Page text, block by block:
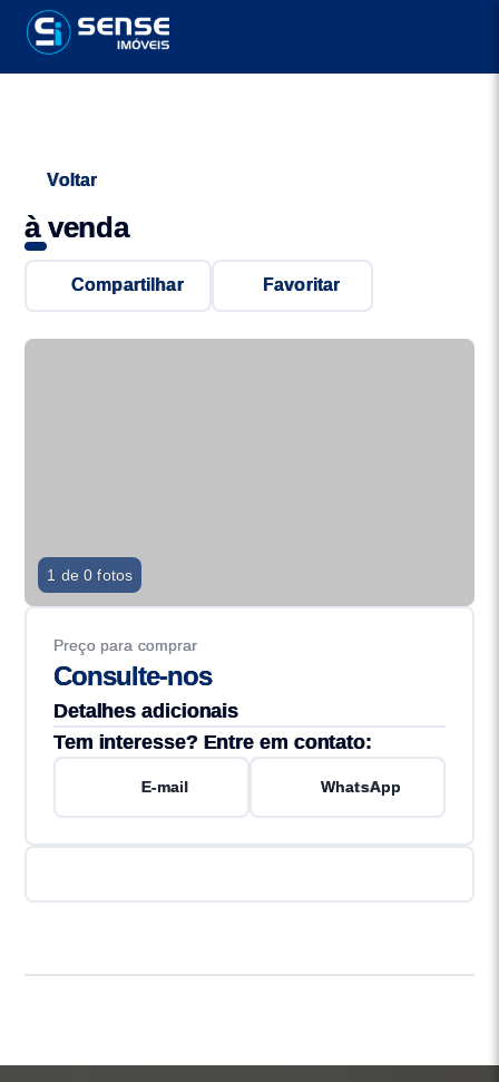
Voltar
à venda
Compartilhar Favoritar
1 de 0 fotos
Preço para comprar
Consulte-nos
Detalhes adicionais
Tem interesse? Entre em contato:
E-mail WhatsApp